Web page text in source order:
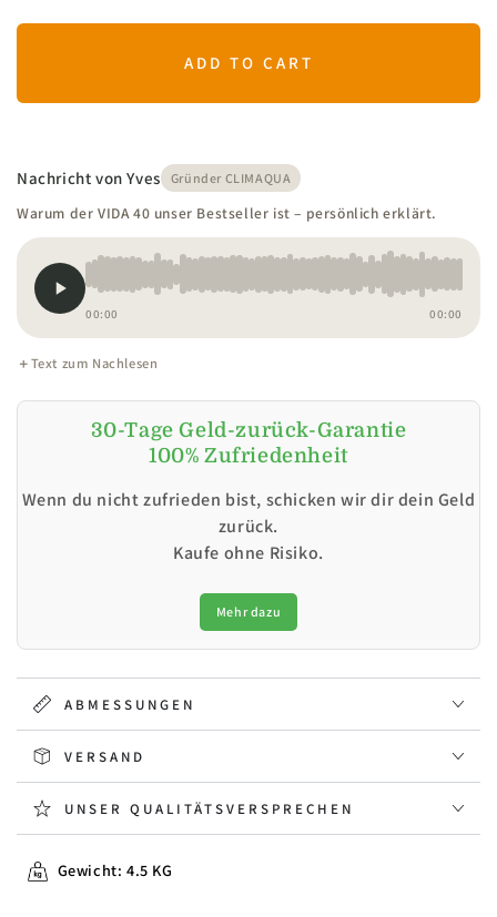
ADD TO CART
Nachricht von Yves Gründer CLIMAQUA
Warum der VIDA 40 unser Bestseller ist – persönlich erklärt.
00:00 00:00
Text zum Nachlesen
30-Tage Geld-zurück-Garantie
100% Zufriedenheit
Wenn du nicht zufrieden bist, schicken wir dir dein Geld
zurück.
Kaufe ohne Risiko.
Mehr dazu
ABMESSUNGEN
VERSAND
UNSER QUALITÄTSVERSPRECHEN
Gewicht: 4.5 KG